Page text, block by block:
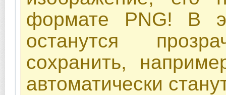
формате PNG! В
останутся
сохранить,
автоматически